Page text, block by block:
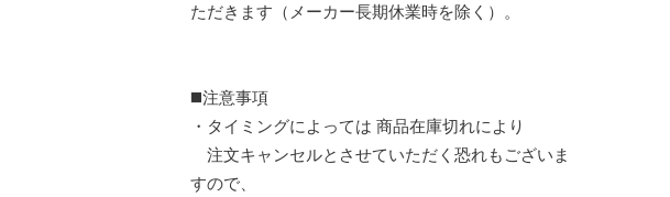
ただきます（メーカー長期休業時を除く）。
◼️注意事項
・タイミングによっては 商品在庫切れにより
注文キャンセルとさせていただく恐れもございま
すので、